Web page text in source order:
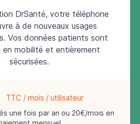
DrSanté, votre téléphone
à de nouveaux usages
Vos données patients sont
en mobilité et entièrement
sécurisées.
TTC / mois / utilisateur
une fois par an ou 20€/mois en